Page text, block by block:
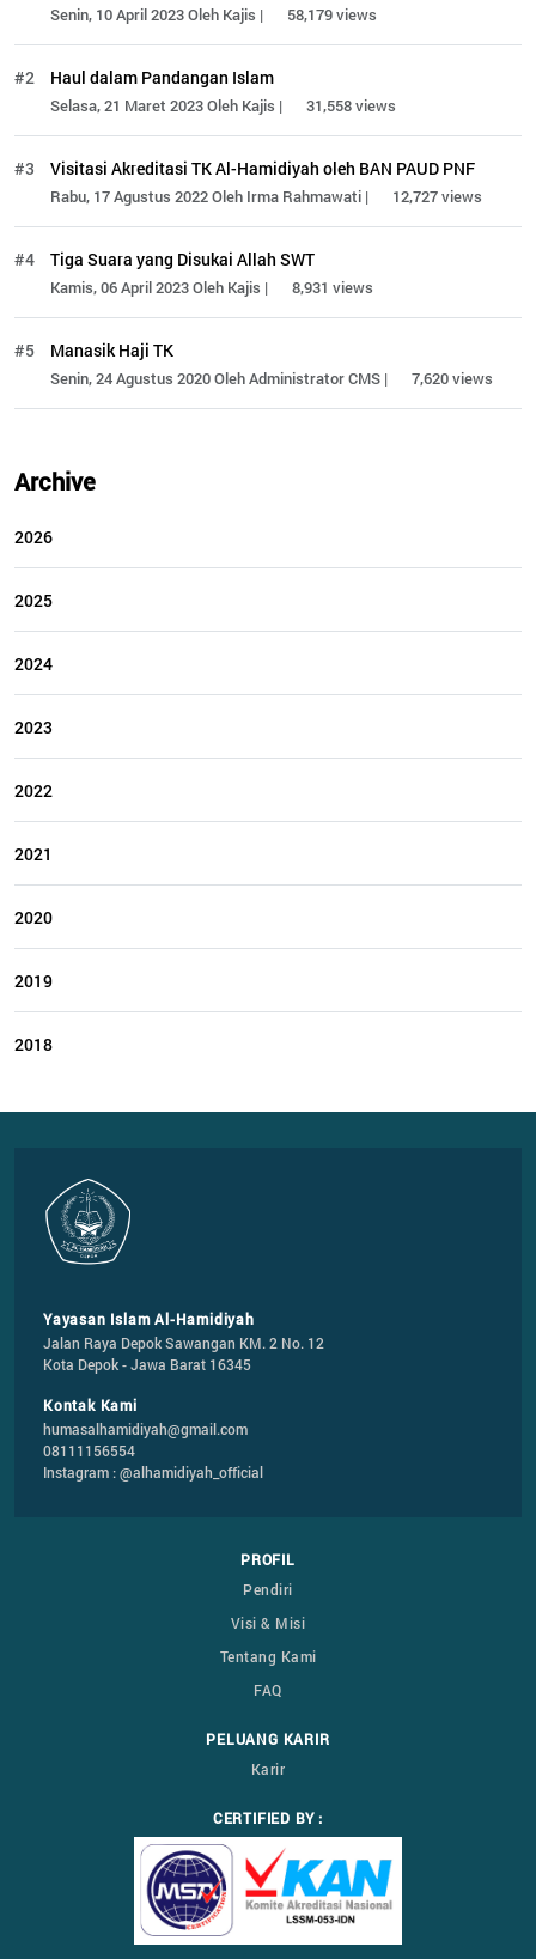
Senin, 10 April 2023 Oleh Kajis | 58,179 views
#2 Haul dalam Pandangan Islam
Selasa, 21 Maret 2023 Oleh Kajis | 31,558 views
#3 Visitasi Akreditasi TK Al-Hamidiyah oleh BAN PAUD PNF
Rabu, 17 Agustus 2022 Oleh Irma Rahmawati | 12,727 views
#4 Tiga Suara yang Disukai Allah SWT
Kamis, 06 April 2023 Oleh Kajis | 8,931 views
#5 Manasik Haji TK
Senin, 24 Agustus 2020 Oleh Administrator CMS | 7,620 views
Archive
2026
2025
2024
2023
2022
2021
2020
2019
2018
Yayasan Islam Al-Hamidiyah
Jalan Raya Depok Sawangan KM. 2 No. 12
Kota Depok - Jawa Barat 16345
Kontak Kami
humasalhamidiyah@gmail.com
08111156554
Instagram : @alhamidiyah_official
PROFIL
Pendiri
Visi & Misi
Tentang Kami
FAQ
PELUANG KARIR
Karir
CERTIFIED BY :